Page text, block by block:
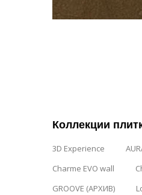
Коллекции
3D Experience
Charme EVO wall
GROOVE (АРХИВ)